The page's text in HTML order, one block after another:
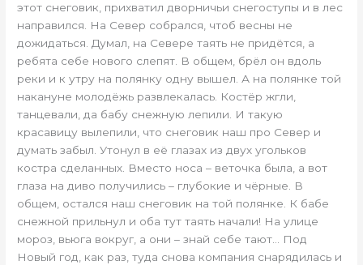
этот снеговик, прихватил дворничьи снегоступы и в лес
направился. На Север собрался, чтоб весны не
дожидаться. Думал, на Севере таять не придётся, а
ребята себе нового слепят. В общем, брёл он вдоль
реки и к утру на полянку одну вышел. А на полянке той
накануне молодёжь развлекалась. Костёр жгли,
танцевали, да бабу снежную лепили. И такую
красавицу вылепили, что снеговик наш про Север и
думать забыл. Утонул в её глазах из двух угольков
костра сделанных. Вместо носа – веточка была, а вот
глаза на диво получились – глубокие и чёрные. В
общем, остался наш снеговик на той полянке. К бабе
снежной прильнул и оба тут таять начали! На улице
мороз, вьюга вокруг, а они – знай себе тают… Под
Новый год, как раз, туда снова компания снарядилась и